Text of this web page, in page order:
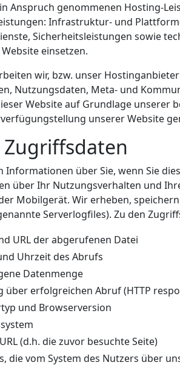
Anspruch genommenen Hosting-
Infrastruktur- und
Sicherheitsleistungen sowie
einsetzen.
wir, bzw. unser
Nutzungsdaten, Meta- und
Website auf Grundlage unserer
unserer Website
Informationen über Sie, wenn Sie
über Ihr Nutzungsverhalten und
Mobilgerät. Wir erheben,
Serverlogfiles). Zu den
URL der abgerufenen Datei
Uhrzeit des Abrufs
Datenmenge
über erfolgreichen Abruf (HTTP
und Browserversion
(d.h. die zuvor besuchte Seite)
die vom System des Nutzers über